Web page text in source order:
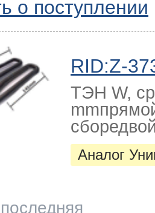
о поступлении
RID:Z-
ТЭН W,
Аналог